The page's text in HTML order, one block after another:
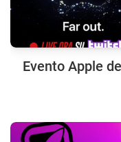
Evento Apple